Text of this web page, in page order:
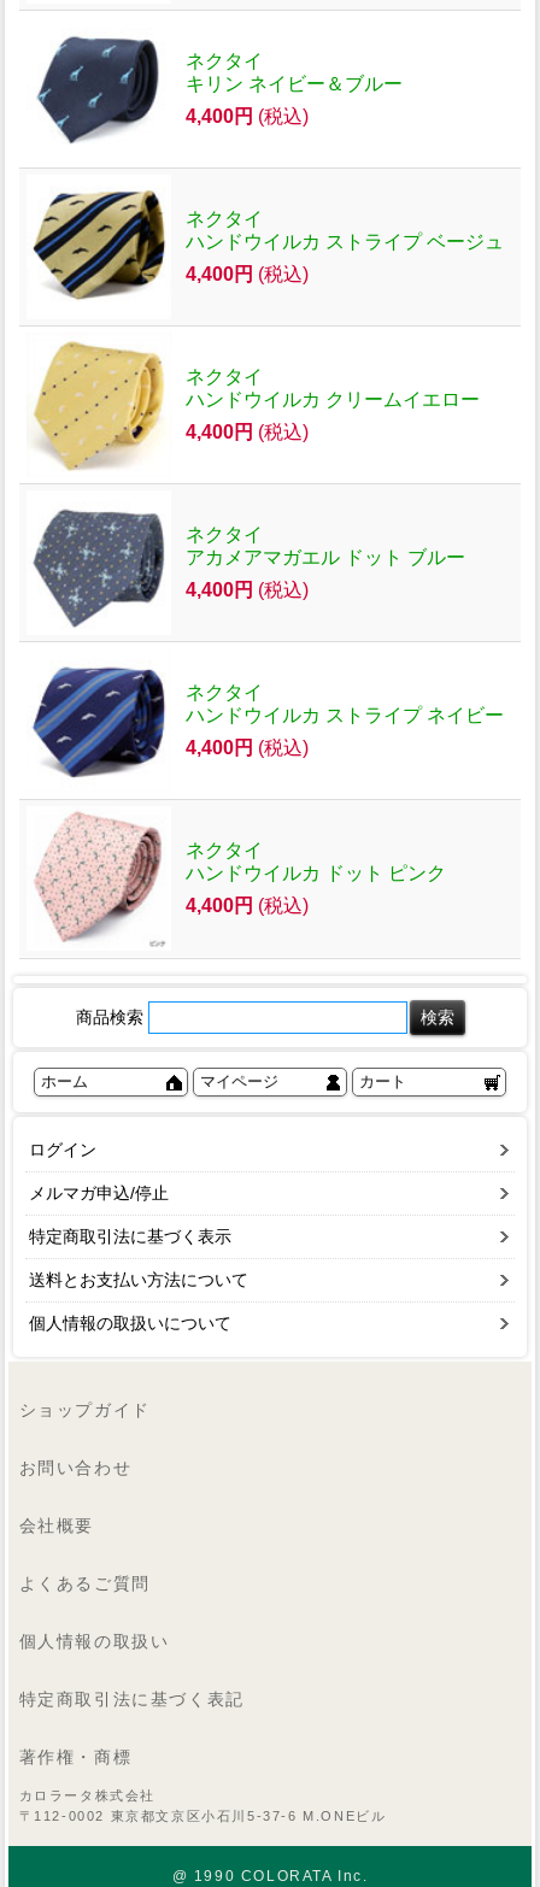
ネクタイ
キリン ネイビー＆ブルー
4,400円 (税込)
ネクタイ
ハンドウイルカ ストライプ ベージュ
4,400円 (税込)
ネクタイ
ハンドウイルカ クリームイエロー
4,400円 (税込)
ネクタイ
アカメアマガエル ドット ブルー
4,400円 (税込)
ネクタイ
ハンドウイルカ ストライプ ネイビー
4,400円 (税込)
ネクタイ
ハンドウイルカ ドット ピンク
4,400円 (税込)
商品検索
ホーム マイページ カート
ログイン
メルマガ申込/停止
特定商取引法に基づく表示
送料とお支払い方法について
個人情報の取扱いについて
ショップガイド
お問い合わせ
会社概要
よくあるご質問
個人情報の取扱い
特定商取引法に基づく表記
著作権・商標
カロラータ株式会社
〒112-0002 東京都文京区小石川5-37-6 M.ONEビル
@ 1990 COLORATA Inc.